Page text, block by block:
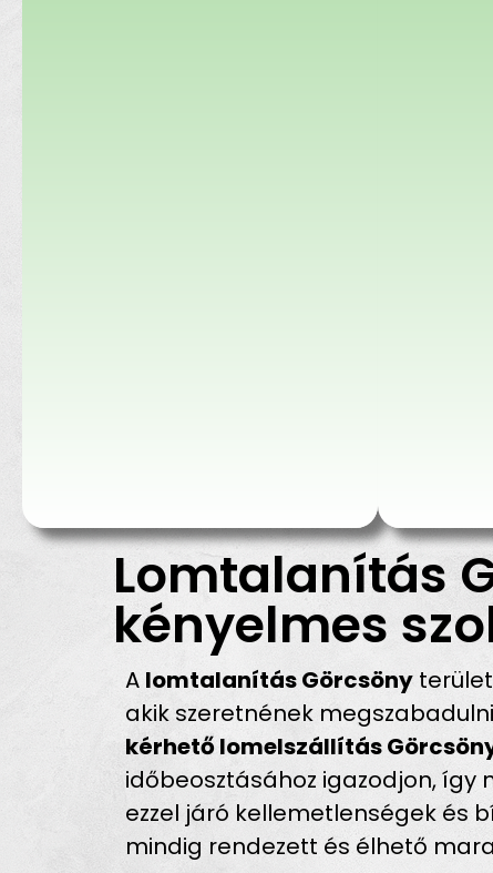
Lomtalanítás
kényelmes
A lomtalanítás Görcsöny
akik szeretnének
kérhető lomelszállítás
időbeosztásához igazodjon, így
ezzel járó kellemetlenségek és
mindig rendezett és élhető